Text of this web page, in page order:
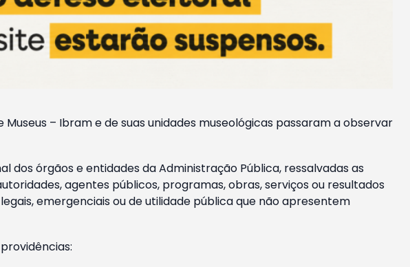
– Ibram e de suas unidades museológicas passaram a observar
dos órgãos e entidades da Administração Pública, ressalvadas as
agentes públicos, programas, obras, serviços ou resultados
emergenciais ou de utilidade pública que não apresentem